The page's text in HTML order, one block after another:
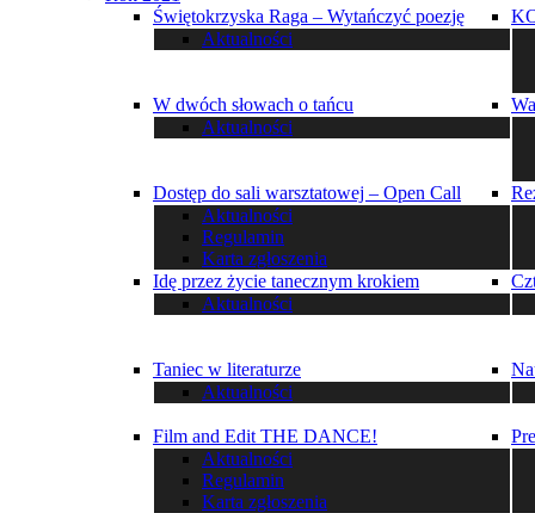
Świętokrzyska Raga – Wytańczyć poezję
Aktualności
W dwóch słowach o tańcu
Aktualności
Dostęp do sali warsztatowej – Open Call
Aktualności
Regulamin
Karta zgłoszenia
Idę przez życie tanecznym krokiem
Aktualności
Taniec w literaturze
Aktualności
Film and Edit THE DANCE!
Aktualności
Regulamin
Karta zgłoszenia